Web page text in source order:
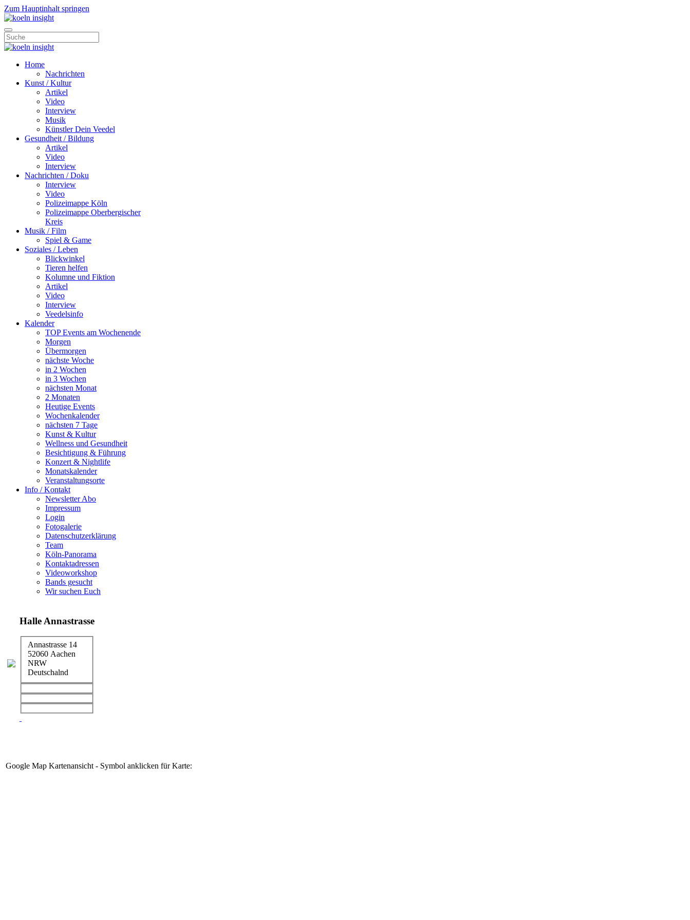
Zum Hauptinhalt springen
Home
Nachrichten
Kunst / Kultur
Artikel
Video
Interview
Musik
Künstler Dein Veedel
Gesundheit / Bildung
Artikel
Video
Interview
Nachrichten / Doku
Interview
Video
Polizeimappe Köln
Polizeimappe Oberbergischer
Kreis
Musik / Film
Spiel & Game
Soziales / Leben
Blickwinkel
Tieren helfen
Kolumne und Fiktion
Artikel
Video
Interview
Veedelsinfo
Kalender
TOP Events am Wochenende
Morgen
Übermorgen
nächste Woche
in 2 Wochen
in 3 Wochen
nächsten Monat
2 Monaten
Heutige Events
Wochenkalender
nächsten 7 Tage
Kunst & Kultur
Wellness und Gesundheit
Besichtigung & Führung
Konzert & Nightlife
Monatskalender
Veranstaltungsorte
Info / Kontakt
Newsletter Abo
Impressum
Login
Fotogalerie
Datenschutzerklärung
Team
Köln-Panorama
Kontaktadressen
Videoworkshop
Bands gesucht
Wir suchen Euch
Halle Annastrasse
Annastrasse 14
52060 Aachen
NRW
Deutschalnd
Google Map Kartenansicht - Symbol anklicken für Karte: